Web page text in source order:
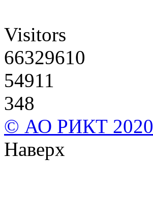
Visitors
66329610
54911
348
© АО РИКТ 2020
Наверх